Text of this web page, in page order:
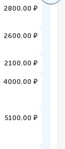
2800.00 ₽
2600.00 ₽
2100.00 ₽
4000.00 ₽
5100.00 ₽